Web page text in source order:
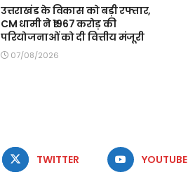
उत्तराखंड के विकास को बड़ी रफ्तार,
CM धामी ने ₹1967 करोड़ की
परियोजनाओं को दी वित्तीय मंजूरी
07/08/2026
TWITTER YOUTUBE